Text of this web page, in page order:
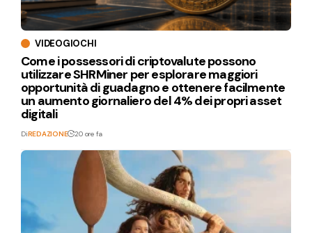
VIDEOGIOCHI
Come i possessori di criptovalute possono
utilizzare SHRMiner per esplorare maggiori
opportunità di guadagno e ottenere facilmente
un aumento giornaliero del 4% dei propri asset
digitali
DiREDAZIONE 20 ore fa